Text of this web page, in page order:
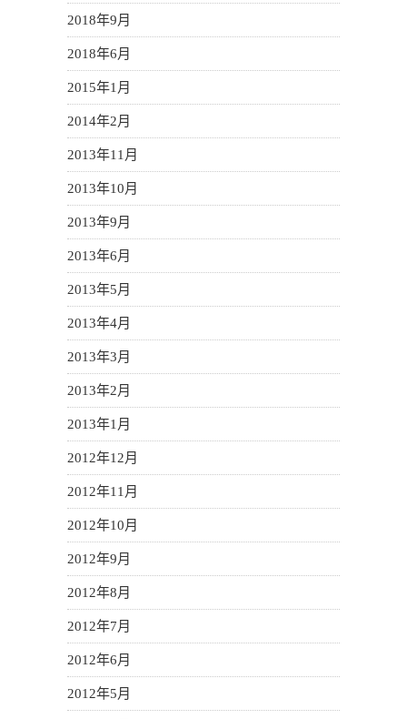
2018年9月
2018年6月
2015年1月
2014年2月
2013年11月
2013年10月
2013年9月
2013年6月
2013年5月
2013年4月
2013年3月
2013年2月
2013年1月
2012年12月
2012年11月
2012年10月
2012年9月
2012年8月
2012年7月
2012年6月
2012年5月